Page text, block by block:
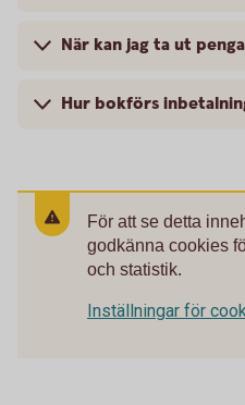
När kan jag ta ut
Hur bokförs
För att se detta
godkänna cookies
och statistik.
Inställningar för